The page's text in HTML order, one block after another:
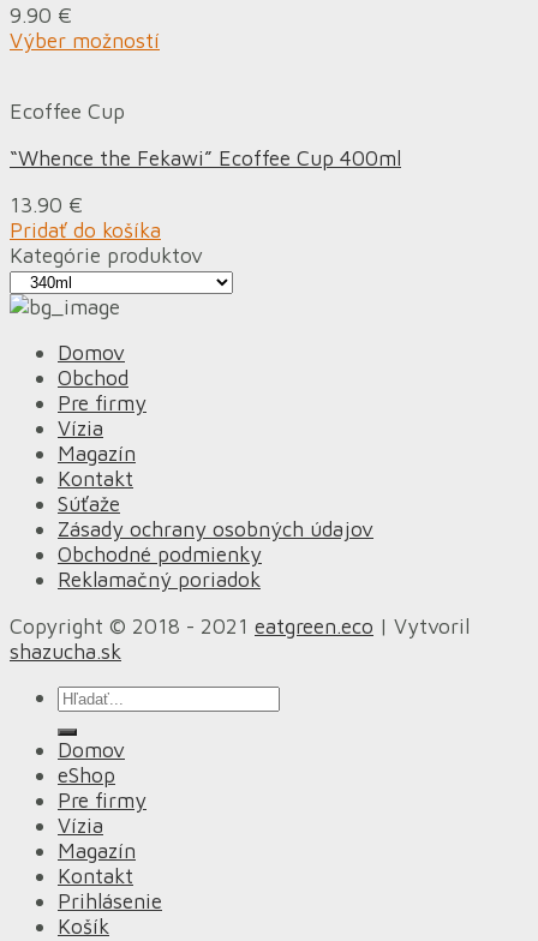
9.90 €
Výber možností
Ecoffee Cup
“Whence the Fekawi” Ecoffee Cup 400ml
13.90 €
Pridať do košíka
Kategórie produktov
Domov
Obchod
Pre firmy
Vízia
Magazín
Kontakt
Súťaže
Zásady ochrany osobných údajov
Obchodné podmienky
Reklamačný poriadok
Copyright © 2018 - 2021 eatgreen.eco | Vytvoril
shazucha.sk
Hľadať:
Domov
eShop
Pre firmy
Vízia
Magazín
Kontakt
Prihlásenie
Košík